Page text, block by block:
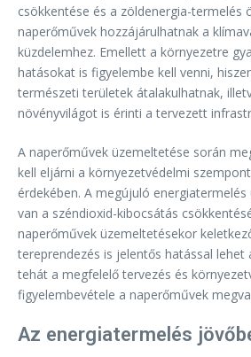
csökkentése és a zöldenergia-termelés
naperőművek hozzájárulhatnak a
küzdelemhez. Emellett a környezetre
hatásokat is figyelembe kell venni,
természeti területek átalakulhatnak,
növényvilágot is érinti a tervezett
A naperőművek üzemeltetése során
kell eljárni a környezetvédelmi
érdekében. A megújuló
van a széndioxid-kibocsátás
naperőművek üzemeltetésekor
tereprendezés is jelentős hatással lehet
tehát a megfelelő tervezés és
figyelembevétele a naperőművek
Az energiatermelés